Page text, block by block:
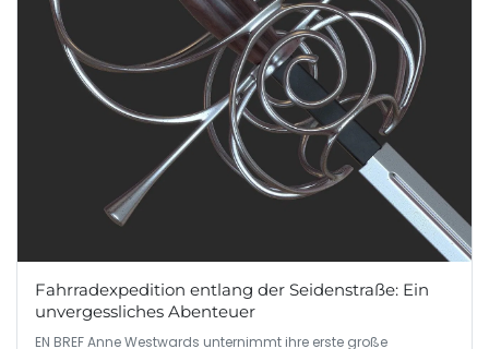
Fahrradexpedition entlang der Seidenstraße: Ein
unvergessliches Abenteuer
EN BREF Anne Westwards unternimmt ihre erste große